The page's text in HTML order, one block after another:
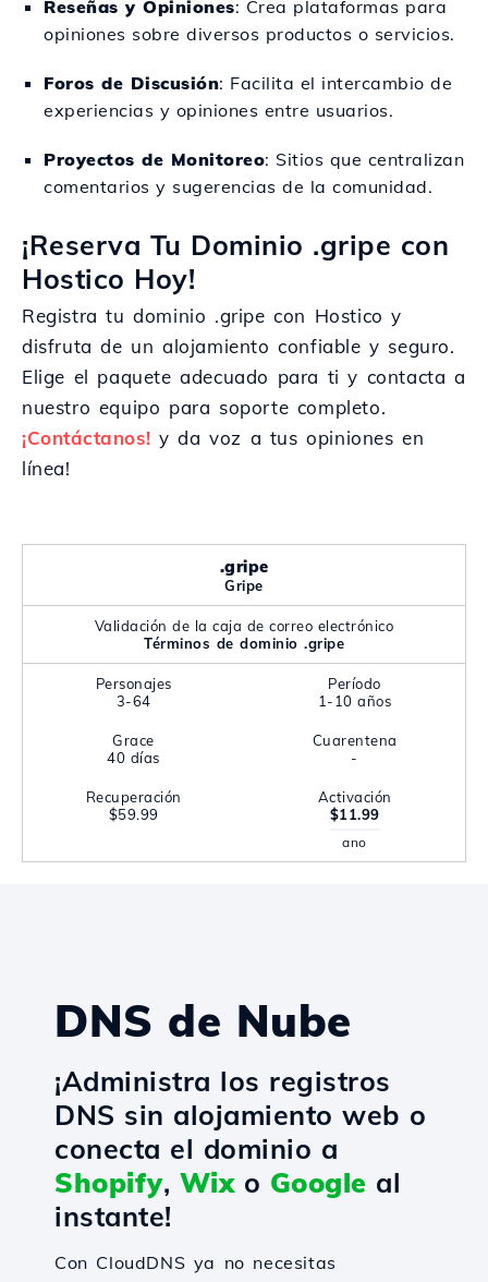
Reseñas y Opiniones: Crea plataformas para
opiniones sobre diversos productos o servicios.
Foros de Discusión: Facilita el intercambio de
experiencias y opiniones entre usuarios.
Proyectos de Monitoreo: Sitios que centralizan
comentarios y sugerencias de la comunidad.
¡Reserva Tu Dominio .gripe con
Hostico Hoy!
Registra tu dominio .gripe con Hostico y
disfruta de un alojamiento confiable y seguro.
Elige el paquete adecuado para ti y contacta a
nuestro equipo para soporte completo.
¡Contáctanos! y da voz a tus opiniones en
línea!
.gripe
Gripe
Validación de la caja de correo electrónico
Términos de dominio .gripe
Personajes
3-64
Período
1-10 años
Grace
40 días
Cuarentena
-
Recuperación
$59.99
Activación
$11.99
ano
DNS de Nube
¡Administra los registros
DNS sin alojamiento web o
conecta el dominio a
Shopify, Wixo Google al
instante!
Con CloudDNS ya no necesitas